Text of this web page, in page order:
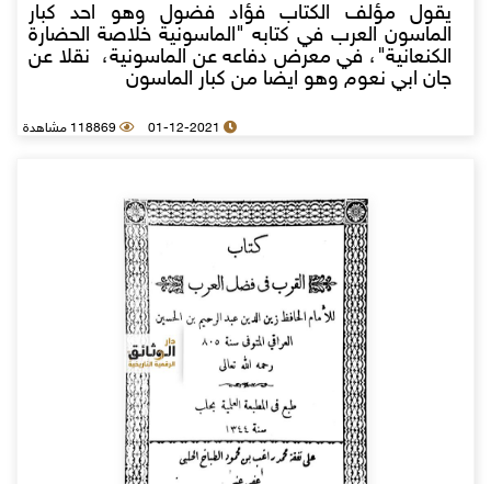
يقول مؤلف الكتاب فؤاد فضول وهو احد كبار
الماسون العرب في كتابه "الماسونية خلاصة الحضارة
الكنعانية"، في معرض دفاعه عن الماسونية، نقلا عن
جان ابي نعوم وهو ايضا من كبار الماسون
01-12-2021 118869 مشاهدة